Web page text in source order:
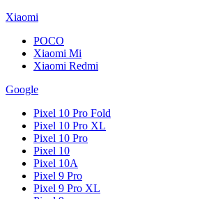
Xiaomi
POCO
Xiaomi Mi
Xiaomi Redmi
Google
Pixel 10 Pro Fold
Pixel 10 Pro XL
Pixel 10 Pro
Pixel 10
Pixel 10A
Pixel 9 Pro
Pixel 9 Pro XL